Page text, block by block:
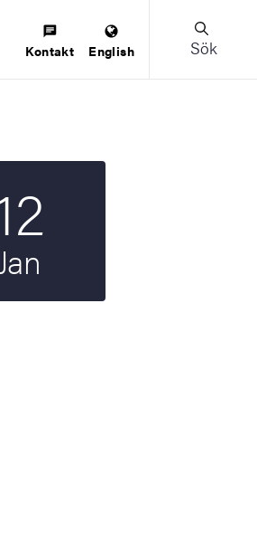
Kontakt English Sök